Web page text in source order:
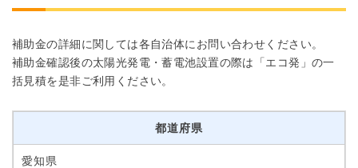
補助金の詳細に関しては各自治体にお問い合わせください。
補助金確認後の太陽光発電・蓄電池設置の際は「エコ発」の一
括見積を是非ご利用ください。
都道府県
愛知県